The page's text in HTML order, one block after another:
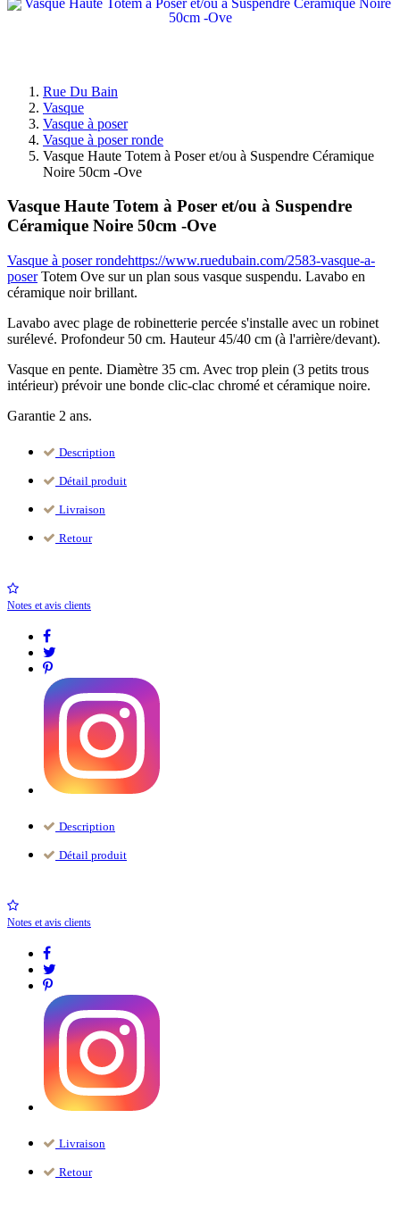
Rue Du Bain
Vasque
Vasque à poser
Vasque à poser ronde
Vasque Haute Totem à Poser et/ou à Suspendre Céramique
Noire 50cm -Ove
Vasque Haute Totem à Poser et/ou à Suspendre
Céramique Noire 50cm -Ove
Vasque à poser rondehttps://www.ruedubain.com/2583-vasque-a-
poserTotem Ove sur un plan sous vasque suspendu. Lavabo en
céramique noir brillant.
Lavabo avec plage de robinetterie percée s'installe avec un robinet
surélevé. Profondeur 50 cm. Hauteur 45/40 cm (à l'arrière/devant).
Vasque en pente. Diamètre 35 cm. Avec trop plein (3 petits trous
intérieur) prévoir une bonde clic-clac chromé et céramique noire.
Garantie 2 ans.
Description
Détail produit
Livraison
Retour
Notes et avis clients
Description
Détail produit
Notes et avis clients
Livraison
Retour